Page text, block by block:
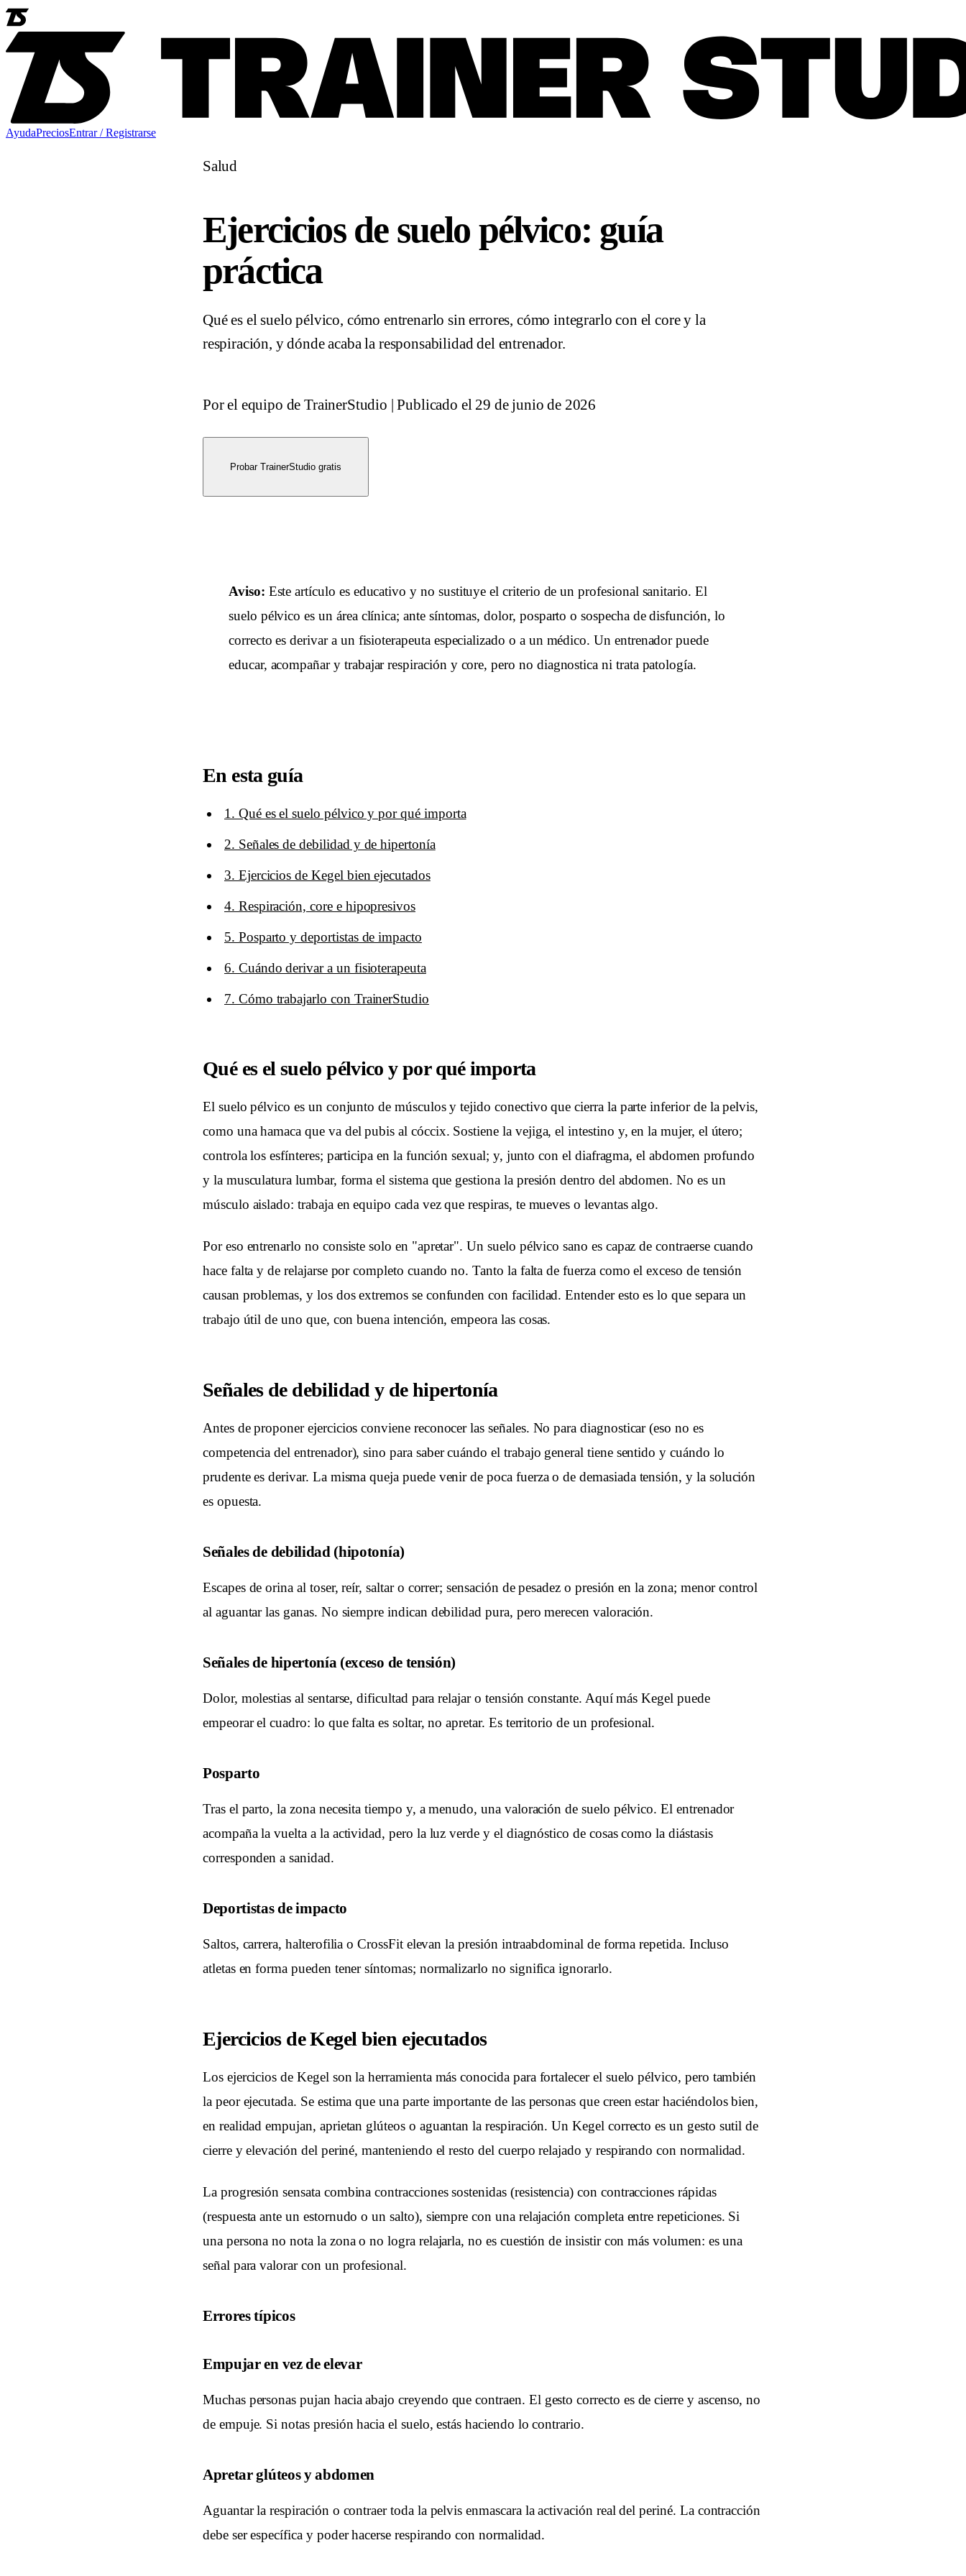
AyudaPreciosEntrar / Registrarse
Salud
Ejercicios de suelo pélvico: guía
práctica
Qué es el suelo pélvico, cómo entrenarlo sin errores, cómo integrarlo con el core y la
respiración, y dónde acaba la responsabilidad del entrenador.
Por el equipo de TrainerStudio |Publicado el 29 de junio de 2026
Probar TrainerStudio gratis
Aviso: Este artículo es educativo y no sustituye el criterio de un profesional sanitario. El
suelo pélvico es un área clínica; ante síntomas, dolor, posparto o sospecha de disfunción, lo
correcto es derivar a un fisioterapeuta especializado o a un médico. Un entrenador puede
educar, acompañar y trabajar respiración y core, pero no diagnostica ni trata patología.
En esta guía
1. Qué es el suelo pélvico y por qué importa
2. Señales de debilidad y de hipertonía
3. Ejercicios de Kegel bien ejecutados
4. Respiración, core e hipopresivos
5. Posparto y deportistas de impacto
6. Cuándo derivar a un fisioterapeuta
7. Cómo trabajarlo con TrainerStudio
Qué es el suelo pélvico y por qué importa
El suelo pélvico es un conjunto de músculos y tejido conectivo que cierra la parte inferior de la pelvis,
como una hamaca que va del pubis al cóccix. Sostiene la vejiga, el intestino y, en la mujer, el útero;
controla los esfínteres; participa en la función sexual; y, junto con el diafragma, el abdomen profundo
y la musculatura lumbar, forma el sistema que gestiona la presión dentro del abdomen. No es un
músculo aislado: trabaja en equipo cada vez que respiras, te mueves o levantas algo.
Por eso entrenarlo no consiste solo en "apretar". Un suelo pélvico sano es capaz de contraerse cuando
hace falta y de relajarse por completo cuando no. Tanto la falta de fuerza como el exceso de tensión
causan problemas, y los dos extremos se confunden con facilidad. Entender esto es lo que separa un
trabajo útil de uno que, con buena intención, empeora las cosas.
Señales de debilidad y de hipertonía
Antes de proponer ejercicios conviene reconocer las señales. No para diagnosticar (eso no es
competencia del entrenador), sino para saber cuándo el trabajo general tiene sentido y cuándo lo
prudente es derivar. La misma queja puede venir de poca fuerza o de demasiada tensión, y la solución
es opuesta.
Señales de debilidad (hipotonía)
Escapes de orina al toser, reír, saltar o correr; sensación de pesadez o presión en la zona; menor control
al aguantar las ganas. No siempre indican debilidad pura, pero merecen valoración.
Señales de hipertonía (exceso de tensión)
Dolor, molestias al sentarse, dificultad para relajar o tensión constante. Aquí más Kegel puede
empeorar el cuadro: lo que falta es soltar, no apretar. Es territorio de un profesional.
Posparto
Tras el parto, la zona necesita tiempo y, a menudo, una valoración de suelo pélvico. El entrenador
acompaña la vuelta a la actividad, pero la luz verde y el diagnóstico de cosas como la diástasis
corresponden a sanidad.
Deportistas de impacto
Saltos, carrera, halterofilia o CrossFit elevan la presión intraabdominal de forma repetida. Incluso
atletas en forma pueden tener síntomas; normalizarlo no significa ignorarlo.
Ejercicios de Kegel bien ejecutados
Los ejercicios de Kegel son la herramienta más conocida para fortalecer el suelo pélvico, pero también
la peor ejecutada. Se estima que una parte importante de las personas que creen estar haciéndolos bien,
en realidad empujan, aprietan glúteos o aguantan la respiración. Un Kegel correcto es un gesto sutil de
cierre y elevación del periné, manteniendo el resto del cuerpo relajado y respirando con normalidad.
La progresión sensata combina contracciones sostenidas (resistencia) con contracciones rápidas
(respuesta ante un estornudo o un salto), siempre con una relajación completa entre repeticiones. Si
una persona no nota la zona o no logra relajarla, no es cuestión de insistir con más volumen: es una
señal para valorar con un profesional.
Errores típicos
Empujar en vez de elevar
Muchas personas pujan hacia abajo creyendo que contraen. El gesto correcto es de cierre y ascenso, no
de empuje. Si notas presión hacia el suelo, estás haciendo lo contrario.
Apretar glúteos y abdomen
Aguantar la respiración o contraer toda la pelvis enmascara la activación real del periné. La contracción
debe ser específica y poder hacerse respirando con normalidad.